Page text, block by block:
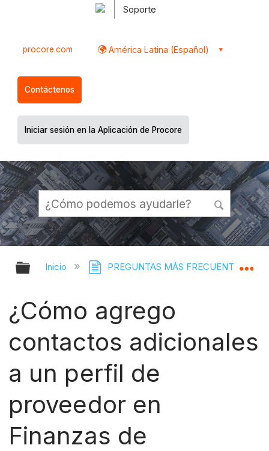
Soporte
procore.com América Latina (Español)
Contáctenos
Iniciar sesión en la Aplicación de Procore
Expandir/contraer jerarquía global
Inicio PREGUNTAS MÁS FRECUENTES
¿Cómo agrego
contactos adicionales
a un perfil de
proveedor en
Finanzas de